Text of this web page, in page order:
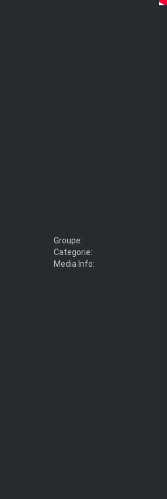
Groupe:
Categorie:
Media Info: